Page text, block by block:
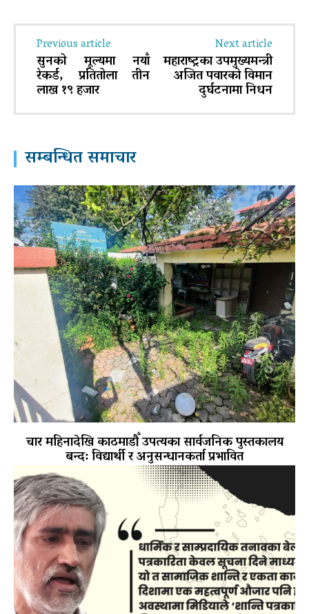
Previous article
सुनको मूल्यमा नयाँ
रेकर्ड, प्रतितोला तीन
लाख १९ हजार
Next article
महाराष्ट्रका उपमुख्यमन्त्री
अजित पवारको विमान
दुर्घटनामा निधन
सम्बन्धित समाचार
चार महिनादेखि काठमाडौँ उपत्यका सार्वजनिक पुस्तकालय
बन्द: विद्यार्थी र अनुसन्धानकर्ता प्रभावित